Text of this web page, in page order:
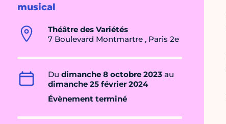
musical
Théâtre des Variétés
7 Boulevard Montmartre , Paris 2e
Du dimanche 8 octobre 2023 au
dimanche 25 février 2024
Évènement terminé